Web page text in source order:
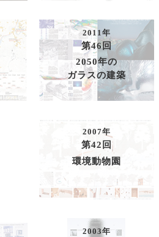
2011年
第46回
2050年の
ガラスの建築
2007年
第42回
環境動物園
2003年